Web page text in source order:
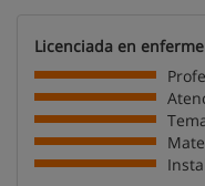
Licenciada en